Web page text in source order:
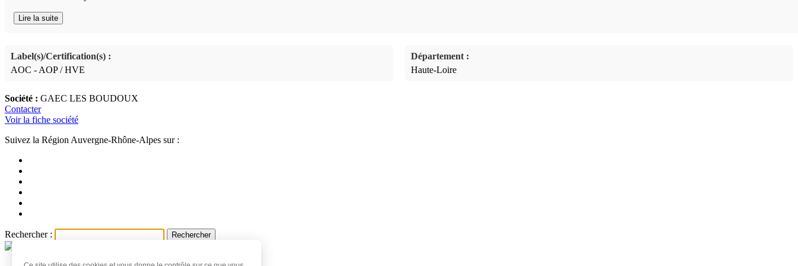
Lire la suite
Label(s)/Certification(s) :
AOC - AOP / HVE
Département :
Haute-Loire
Société : GAEC LES BOUDOUX
Contacter
Voir la fiche société
Suivez la Région Auvergne-Rhône-Alpes sur :
Rechercher :